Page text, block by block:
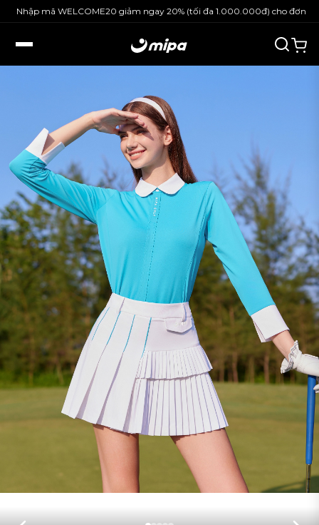
Nhập mã WELCOME20 giảm ngay 20% (tối đa 1.000.000đ) cho đơn